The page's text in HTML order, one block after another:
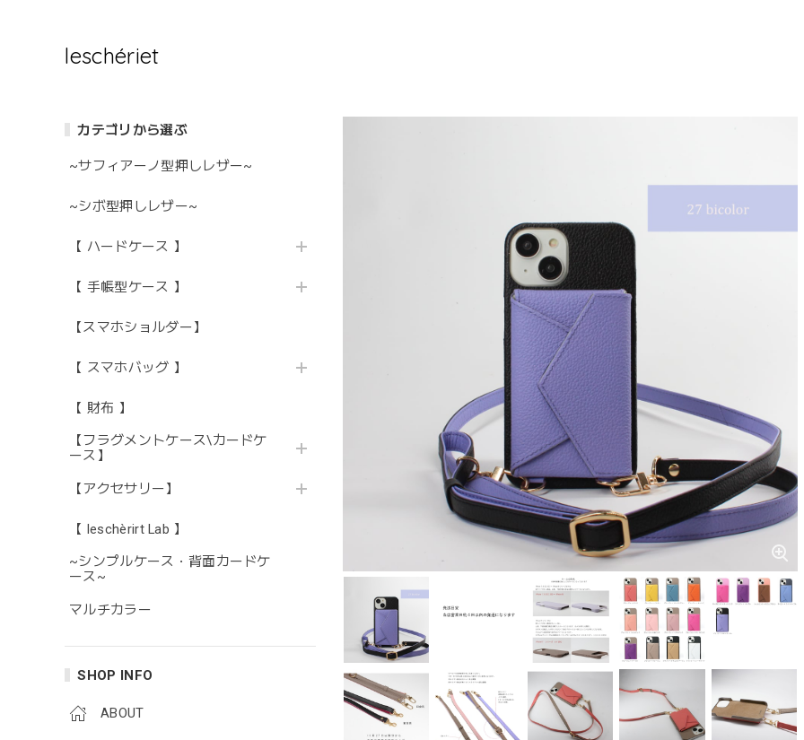
leschériet
カテゴリから選ぶ
~サフィアーノ型押しレザー~
~シボ型押しレザー~
【 ハードケース 】
【 手帳型ケース 】
【スマホショルダー】
【 スマホバッグ 】
【 財布 】
【フラグメントケース\カードケ
ース】
【アクセサリー】
【 leschèrirt Lab 】
~シンプルケース・背面カードケ
ース~
マルチカラー
SHOP INFO
ABOUT